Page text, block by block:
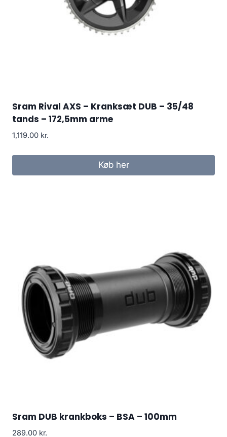
Sram Rival AXS – Kranksæt DUB – 35/48
tands – 172,5mm arme
1,119.00 kr.
Køb her
Sram DUB krankboks – BSA – 100mm
289.00 kr.